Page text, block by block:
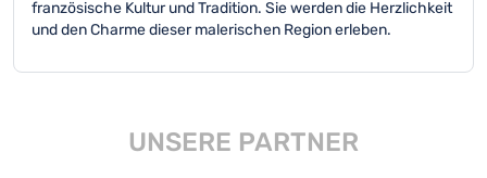
französische Kultur und Tradition. Sie werden die Herzlichkeit
und den Charme dieser malerischen Region erleben.
UNSERE PARTNER